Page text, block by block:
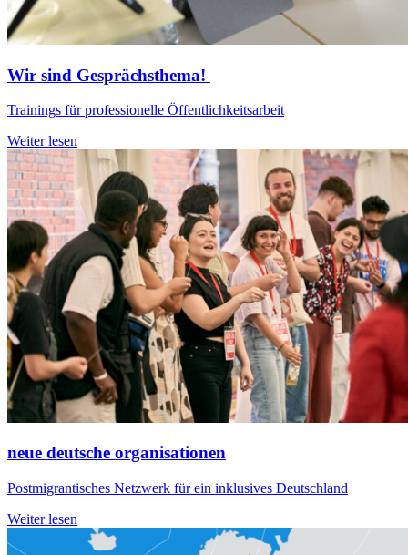
Wir sind Gesprächsthema!
Trainings für professionelle Öffentlichkeitsarbeit
Weiter lesen
neue deutsche organisationen
Postmigrantisches Netzwerk für ein inklusives Deutschland
Weiter lesen